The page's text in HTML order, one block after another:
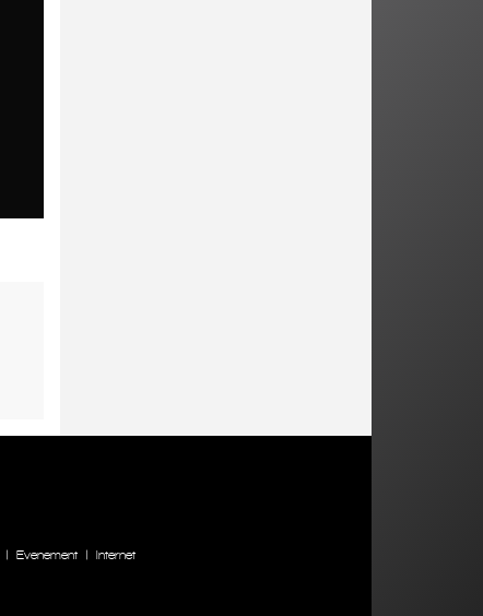
| Evenement |
Internet